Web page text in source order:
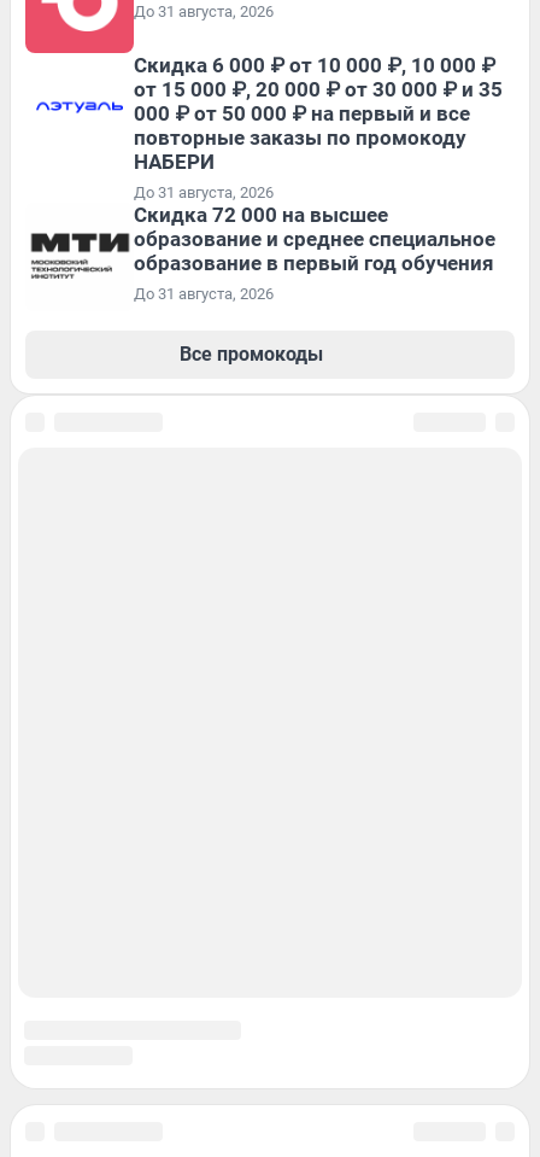
До 31 августа, 2026
Скидка 6 000 ₽ от 10 000 ₽, 10 000 ₽
от 15 000 ₽, 20 000 ₽ от 30 000 ₽ и 35
000 ₽ от 50 000 ₽ на первый и все
повторные заказы по промокоду
НАБЕРИ
До 31 августа, 2026
Скидка 72 000 на высшее
образование и среднее специальное
образование в первый год обучения
До 31 августа, 2026
Все промокоды